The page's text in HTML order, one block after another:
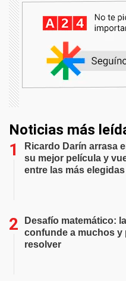
Noticias más
Ricardo Darín arrasa
su mejor película y
entre las más elegidas
Desafío matemático:
confunde a muchos y
resolver